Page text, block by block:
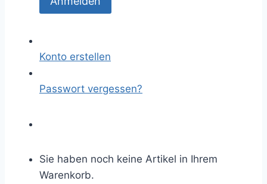
Konto erstellen
Passwort vergessen?
Sie haben noch keine Artikel in Ihrem
Warenkorb.